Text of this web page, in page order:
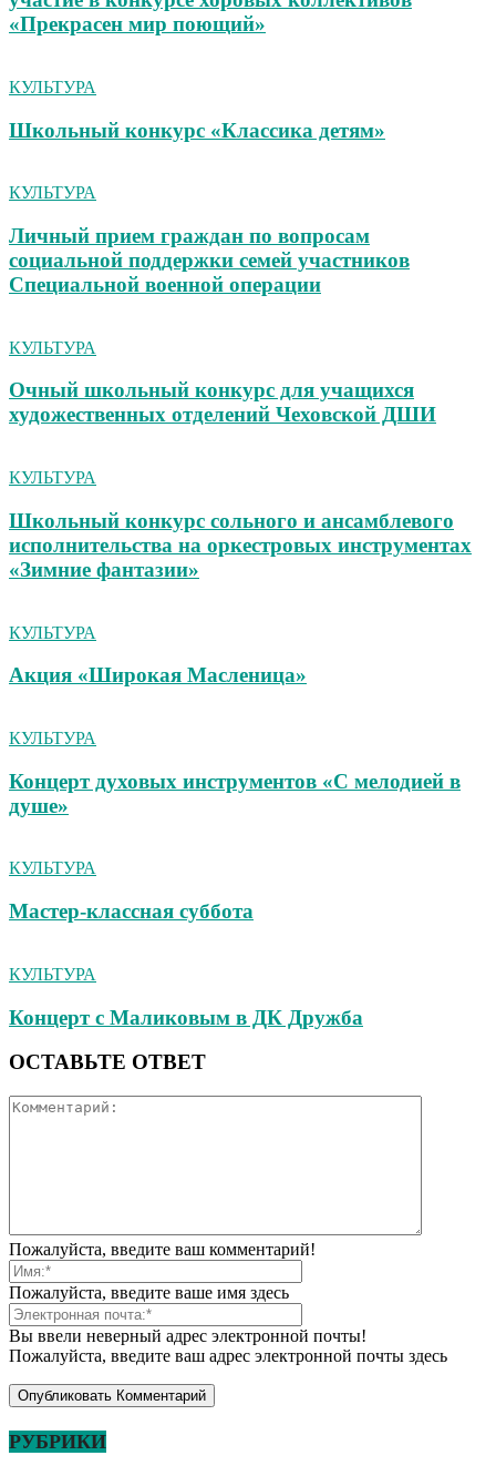
«Прекрасен мир поющий»
КУЛЬТУРА
Школьный конкурс «Классика детям»
КУЛЬТУРА
Личный прием граждан по вопросам
социальной поддержки семей участников
Специальной военной операции
КУЛЬТУРА
Очный школьный конкурс для учащихся
художественных отделений Чеховской ДШИ
КУЛЬТУРА
Школьный конкурс сольного и ансамблевого
исполнительства на оркестровых инструментах
«Зимние фантазии»
КУЛЬТУРА
Акция «Широкая Масленица»
КУЛЬТУРА
Концерт духовых инструментов «С мелодией в
душе»
КУЛЬТУРА
Мастер-классная суббота
КУЛЬТУРА
Концерт с Маликовым в ДК Дружба
ОСТАВЬТЕ ОТВЕТ
Пожалуйста, введите ваш комментарий!
Пожалуйста, введите ваше имя здесь
Вы ввели неверный адрес электронной почты!
Пожалуйста, введите ваш адрес электронной почты здесь
РУБРИКИ